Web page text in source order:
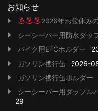
お知らせ
2026年お盆休み
シーシーバー用防水ダッ
バイク用ETCホルダー
ガソリン携行缶
2026-
ガソリン携行缶ホルダー
シーシーバー用ダッフル
29